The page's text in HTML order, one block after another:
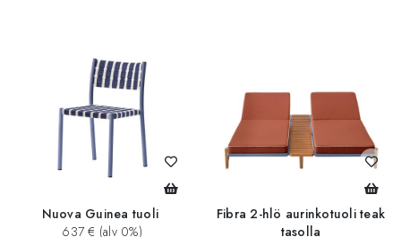
Nuova Guinea tuoli
637 € (alv 0%)
Fibra 2-hlö aurinkotuoli teak
tasolla